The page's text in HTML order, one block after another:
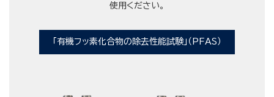
使用ください。
「有機フッ素化合物の除去性能試験」（PFAS）